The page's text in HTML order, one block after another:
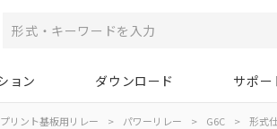
ョン ダウンロード サポー
プリント基板用リレー > パワーリレー > G6C > 形式